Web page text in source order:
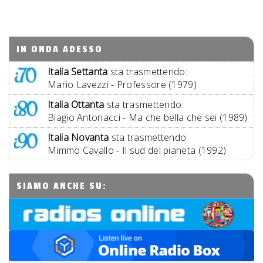
IN ONDA ADESSO
Italia Settanta sta trasmettendo:
Mario Lavezzi - Professore (1979)
Italia Ottanta sta trasmettendo:
Biagio Antonacci - Ma che bella che sei (1989)
Italia Novanta sta trasmettendo:
Mimmo Cavallo - Il sud del pianeta (1992)
SIAMO ANCHE SU: